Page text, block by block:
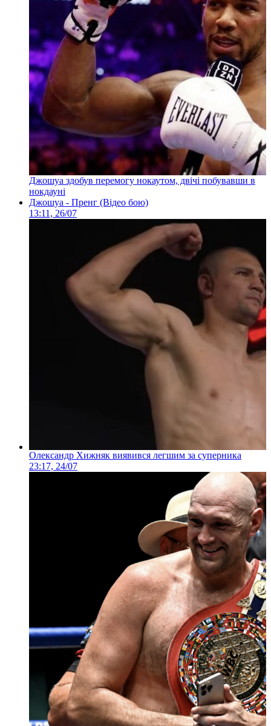
Джошуа здобув перемогу нокаутом, двічі побувавши в
нокдауні
Джошуа - Пренг (Відео бою)
13:11, 26/07
Олександр Хижняк виявився легшим за суперника
23:17, 24/07